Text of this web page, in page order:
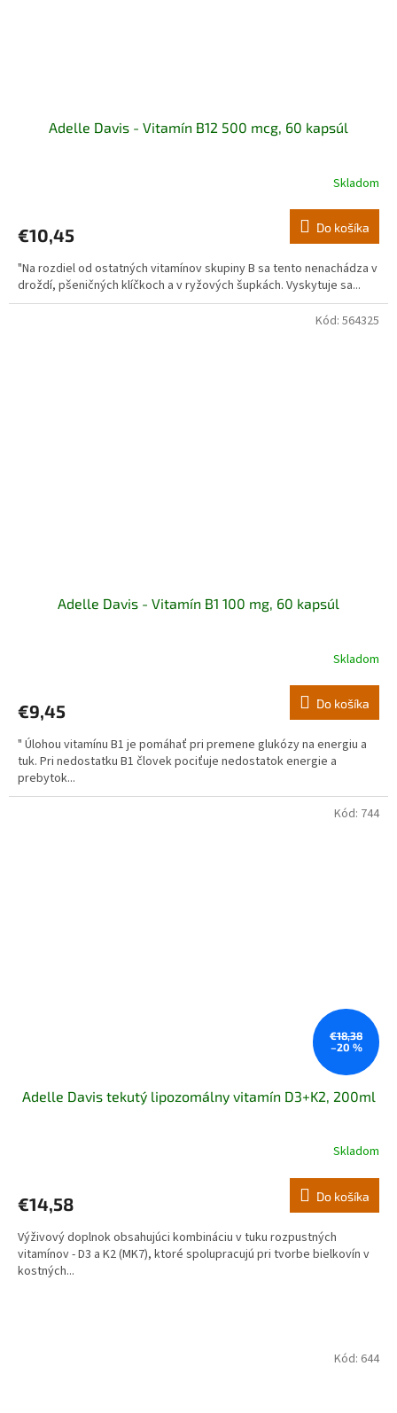
Adelle Davis - Vitamín B12 500 mcg, 60 kapsúl
Skladom
€10,45 Do košíka
"Na rozdiel od ostatných vitamínov skupiny B sa tento nenachádza v
droždí, pšeničných klíčkoch a v ryžových šupkách. Vyskytuje sa...
Adelle Davis - Vitamín B1 100 mg, 60 kapsúl
Skladom
€9,45 Do košíka
" Úlohou vitamínu B1 je pomáhať pri premene glukózy na energiu a
tuk. Pri nedostatku B1 človek pociťuje nedostatok energie a
prebytok...
Kód: 564325
€18,38
–20 %
Adelle Davis tekutý lipozomálny vitamín D3+K2, 200ml
Skladom
€14,58 Do košíka
Výživový doplnok obsahujúci kombináciu v tuku rozpustných
vitamínov - D3 a K2 (MK7), ktoré spolupracujú pri tvorbe bielkovín v
kostných...
Kód: 744
Kód: 644